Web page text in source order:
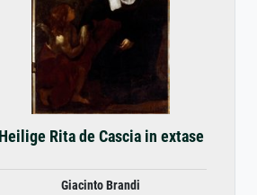
Heilige Rita de Cascia in extase
Giacinto Brandi